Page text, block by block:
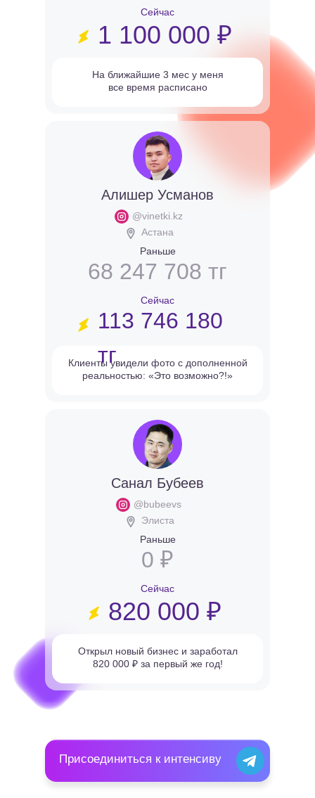
На ближайшие 3 мес у меня
все время расписано
1 100 000 ₽
Сейчас
Клиенты увидели фото с дополненной
реальностью: «Это возможно?!»
113 746 180
тг
Сейчас
68 247 708 тг
Раньше
Астана
Алишер Усманов
Открыл новый бизнес и заработал
820 000 ₽ за первый же год!
820 000 ₽
Сейчас
0 ₽
Раньше
Элиста
Санал Бубеев
@vinetki.kz
@bubeevs
Присоединиться к интенсиву